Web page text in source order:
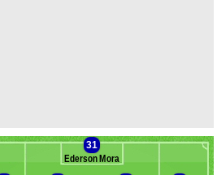
31
Ederson Moraes